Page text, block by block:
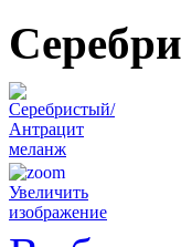
Увеличить
изображение